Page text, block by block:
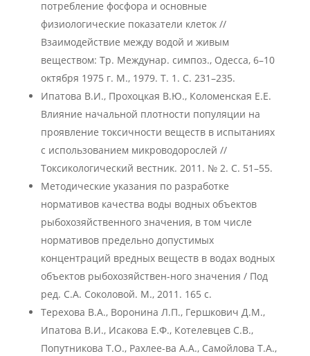
потребление фосфора и основные
физиологические показатели клеток //
Взаимодействие между водой и живым
веществом: Тр. Междунар. симпоз., Одесса, 6–10
октября 1975 г. М., 1979. Т. 1. С. 231–235.
Ипатова В.И., Прохоцкая В.Ю., Коломенская Е.Е.
Влияние начальной плотности популяции на
проявление токсичности веществ в испытаниях
с использованием микроводорослей //
Токсикологический вестник. 2011. № 2. С. 51–55.
Методические указания по разработке
нормативов качества воды водных объектов
рыбохозяйственного значения, в том числе
нормативов предельно допустимых
концентраций вредных веществ в водах водных
объектов рыбохозяйствен-ного значения / Под
ред. С.А. Соколовой. М., 2011. 165 с.
Терехова В.А., Воронина Л.П., Гершкович Д.М.,
Ипатова В.И., Исакова Е.Ф., Котелевцев С.В.,
Попутникова Т.О., Рахлее-ва А.А., Самойлова Т.А.,